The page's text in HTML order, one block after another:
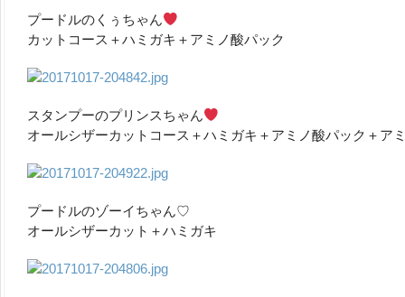
プードルのくぅちゃん
カットコース＋ハミガキ＋アミノ酸パック
スタンプーのプリンスちゃん
オールシザーカットコース＋ハミガキ＋アミノ酸パック＋ア
プードルのゾーイちゃん♡
オールシザーカット＋ハミガキ